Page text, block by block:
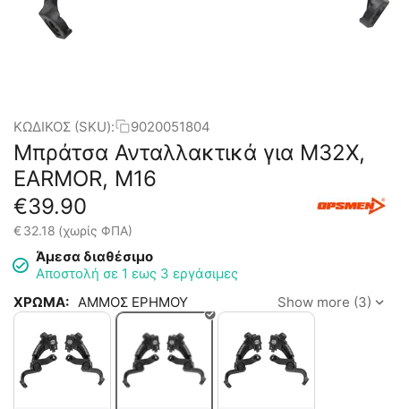
ΚΩΔΙΚΟΣ (SKU): 9020051804
Μπράτσα Ανταλλακτικά για M32X,
EARMOR, M16
€39.90
€32.18 (χωρίς ΦΠΑ)
Άμεσα διαθέσιμο
Αποστολή σε 1 εως 3 εργάσιμες
ΧΡΩΜΑ: ΑΜΜΟΣ ΕΡΗΜΟΥ Show more (3)